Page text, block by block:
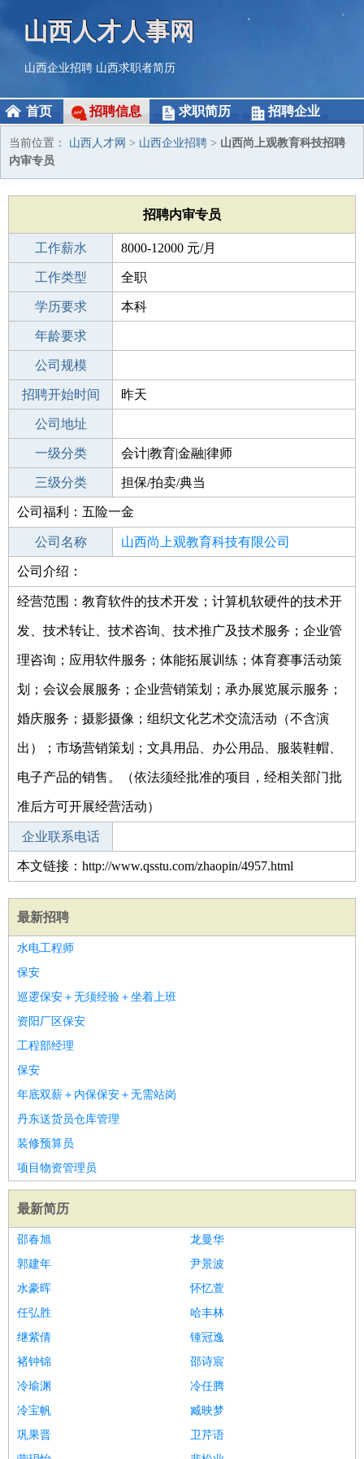
山西人才人事网
山西企业招聘 山西求职者简历
首页 招聘信息 求职简历 招聘企业
当前位置： 山西人才网 > 山西企业招聘 > 山西尚上观教育科技招聘
内审专员
招聘内审专员
工作薪水 8000-12000 元/月
招聘人数 1人
工作类型 全职
性别要求 -
学历要求 本科
工作经验
年龄要求
工作地点
公司规模
公司电话
招聘开始时间 昨天
招聘结束时间
公司地址
一级分类 会计|教育|金融|律师
二级分类 金融/证券
三级分类 担保/拍卖/典当
其他行业
公司福利：五险一金
公司名称 山西尚上观教育科技有限公司
公司类型
公司介绍：
经营范围：教育软件的技术开发；计算机软硬件的技术开
发、技术转让、技术咨询、技术推广及技术服务；企业管
理咨询；应用软件服务；体能拓展训练；体育赛事活动策
划；会议会展服务；企业营销策划；承办展览展示服务；
婚庆服务；摄影摄像；组织文化艺术交流活动（不含演
出）；市场营销策划；文具用品、办公用品、服装鞋帽、
电子产品的销售。（依法须经批准的项目，经相关部门批
准后方可开展经营活动）
企业联系电话
本文链接：http://www.qsstu.com/zhaopin/4957.html
最新招聘
水电工程师
保安
巡逻保安＋无须经验＋坐着上班
资阳厂区保安
工程部经理
保安
年底双薪＋内保保安＋无需站岗
丹东送货员仓库管理
装修预算员
项目物资管理员
最新简历
邵春旭
龙曼华
郭建年
尹景波
水豪晖
怀忆萱
任弘胜
哈丰林
继紫倩
锺冠逸
褚钟锦
邵诗宸
冷瑜渊
冷任腾
冷宝帆
臧映梦
巩果晋
卫芹语